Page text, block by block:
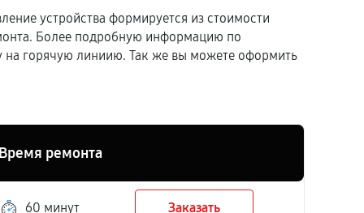
устройства формируется из стоимости
Более подробную информацию по
на горячую линиию. Так же вы можете оформить
ремонта
60 минут Заказать